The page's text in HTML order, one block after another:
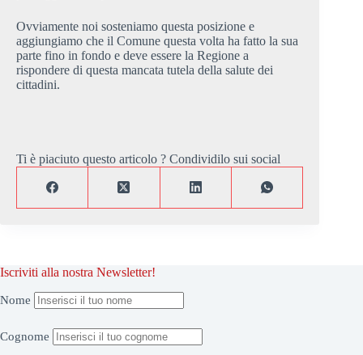
Ovviamente noi sosteniamo questa posizione e
aggiungiamo che il Comune questa volta ha fatto la sua
parte fino in fondo e deve essere la Regione a
rispondere di questa mancata tutela della salute dei
cittadini.
Ti è piaciuto questo articolo ? Condividilo sui social
Iscriviti alla nostra Newsletter!
Nome
Cognome